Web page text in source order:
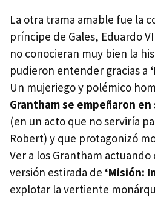
La otra trama amable fue la
príncipe de Gales, Eduardo
no conocieran muy bien la
pudieron entender gracias a
Un mujeriego y polémico
Grantham se empeñaron
(en un acto que no serviría
Robert) y que protagonizó
Ver a los Grantham
versión estirada de ‘Misión:
explotar la vertiente